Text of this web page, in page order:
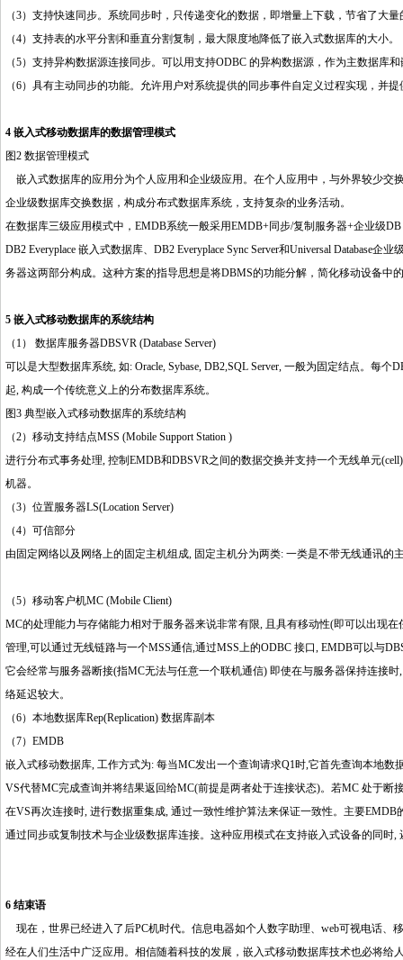
（3）支持快速同步。系统同步时，只传递变化的数据，即增量上下载，节省了大
（4）支持表的水平分割和垂直分割复制，最大限度地降低了嵌入式数据库的大小。
（5）支持异构数据源连接同步。可以用支持ODBC 的异构数据源，作为主数据库
（6）具有主动同步的功能。允许用户对系统提供的同步事件自定义过程实现，并
4 嵌入式移动数据库的数据管理模式
图2 数据管理模式
嵌入式数据库的应用分为个人应用和企业级应用。在个人应用中，与外界较少交
企业级数据库交换数据，构成分布式数据库系统，支持复杂的业务活动。
在数据库三级应用模式中，EMDB系统一般采用EMDB+同步/复制服务器+企业级
DB2 Everyplace 嵌入式数据库、DB2 Everyplace Sync Server和Universal Database
务器这两部分构成。这种方案的指导思想是将DBMS的功能分解，简化移动设备中
5 嵌入式移动数据库的系统结构
（1） 数据库服务器DBSVR (Database Server)http://www.16sheji8.cn/
可以是大型数据库系统, 如: Oracle, Sybase, DB2,SQL Server, 一般为固定结点。每
起, 构成一个传统意义上的分布数据库系统。
图3 典型嵌入式移动数据库的系统结构
（2）移动支持结点MSS (Mobile Support Station )
进行分布式事务处理, 控制EMDB和DBSVR之间的数据交换并支持一个无线单元
机器。
（3）位置服务器LS(Location Server)
（4）可信部分
由固定网络以及网络上的固定主机组成, 固定主机分为两类: 一类是不带无线通讯的
（5）移动客户机MC (Mobile Client)
MC的处理能力与存储能力相对于服务器来说非常有限, 且具有移动性(即可以出现
管理,可以通过无线链路与一个MSS通信,通过MSS上的ODBC 接口, EMDB可以与
它会经常与服务器断接(指MC无法与任意一个联机通信) 即使在与服务器保持连接
络延迟较大。
（6）本地数据库Rep(Replication) 数据库副本
（7）EMDB
嵌入式移动数据库, 工作方式为: 每当MC发出一个查询请求Q1时,它首先查询本地
VS代替MC完成查询并将结果返回给MC(前提是两者处于连接状态)。若MC 处于
在VS再次连接时, 进行数据重集成, 通过一致性维护算法来保证一致性。主要
通过同步或复制技术与企业级数据库连接。这种应用模式在支持嵌入式设备的同时
6 结束语
现在，世界已经进入了后PC机时代。信息电器如个人数字助理、web可视电话、
经在人们生活中广泛应用。相信随着科技的发展，嵌入式移动数据库技术也必将给